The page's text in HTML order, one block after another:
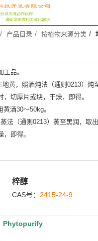
产品目录 按植物来源分类
品。
黄，照酒炖法（通则0213）炖
，切厚片或块，干燥，即得。
酒30～50kg。
法（通则0213）蒸至黑润，取
即得。
梓醇
CAS号： 2415-24-9
Phytopurify